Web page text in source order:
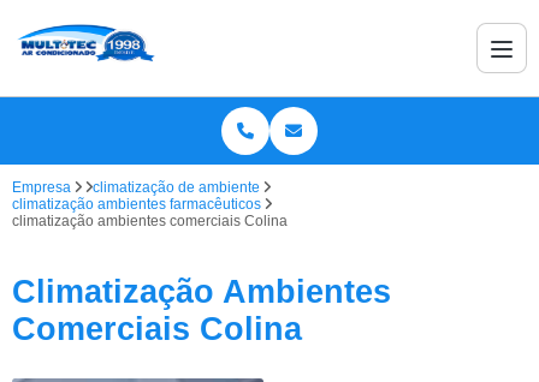
Empresa
climatização de ambiente
climatização ambientes farmacêuticos
climatização ambientes comerciais Colina
Climatização Ambientes
Comerciais Colina